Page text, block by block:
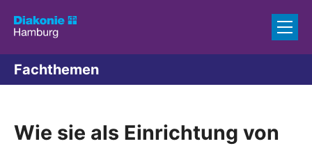
Fachthemen
Wie sie als Einrichtung von